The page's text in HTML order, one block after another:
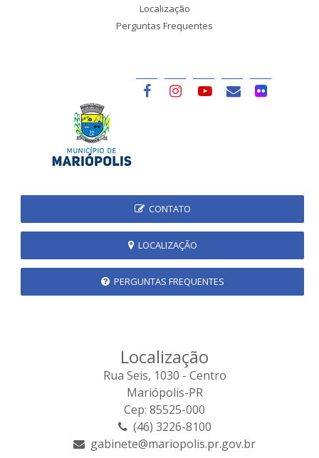
Localização
Perguntas Frequentes
CONTATO
LOCALIZAÇÃO
PERGUNTAS FREQUENTES
Localização
Rua Seis, 1030 - Centro
Mariópolis-PR
Cep: 85525-000
(46) 3226-8100
gabinete@mariopolis.pr.gov.br